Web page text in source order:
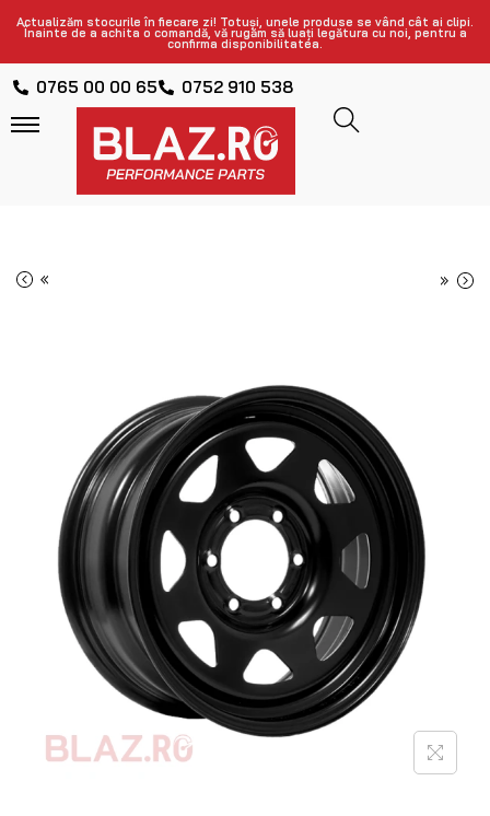
Actualizăm stocurile în fiecare zi! Totuși, unele produse se vând cât ai clipi.
Înainte de a achita o comandă, vă rugăm să luați legătura cu noi, pentru a
confirma disponibilitatea.
0765 00 00 65 0752 910 538
« »